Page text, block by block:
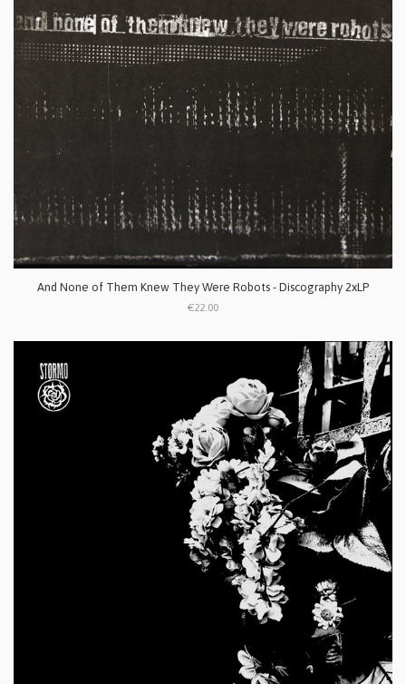
And None of Them Knew They Were Robots - Discography 2xLP
€22.00